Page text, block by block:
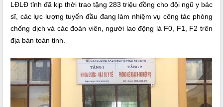
LĐLĐ tỉnh đã kịp thời trao tặng 283 triệu đồng cho đội ngũ y bác
sĩ, các lực lượng tuyến đầu đang làm nhiệm vụ công tác phòng
chống dịch và các đoàn viên, người lao động là F0, F1, F2 trên
địa bàn toàn tỉnh.